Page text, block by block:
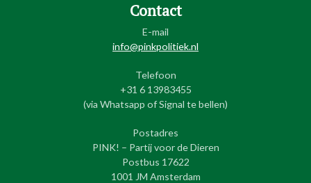
Contact
E-mail
info@pinkpolitiek.nl
Telefoon
+31 6 13983455
(via Whatsapp of Signal te bellen)
Postadres
PINK! – Partij voor de Dieren
Postbus 17622
1001 JM Amsterdam